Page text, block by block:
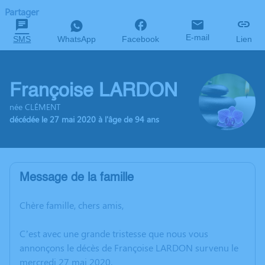
Partager
SMS WhatsApp Facebook E-mail Lien
Françoise LARDON
née CLÉMENT
décédée le 27 mai 2020 à l'âge de 94 ans
Message de la famille
Chère famille, chers amis,
C’est avec une grande tristesse que nous vous
annonçons le décès de Françoise LARDON survenu le
mercredi 27 mai 2020.